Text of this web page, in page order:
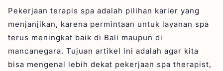
Pekerjaan terapis spa adalah pilihan karier yang
menjanjikan, karena permintaan untuk layanan spa
terus meningkat baik di Bali maupun di
mancanegara. Tujuan artikel ini adalah agar kita
bisa mengenal lebih dekat pekerjaan spa therapist,